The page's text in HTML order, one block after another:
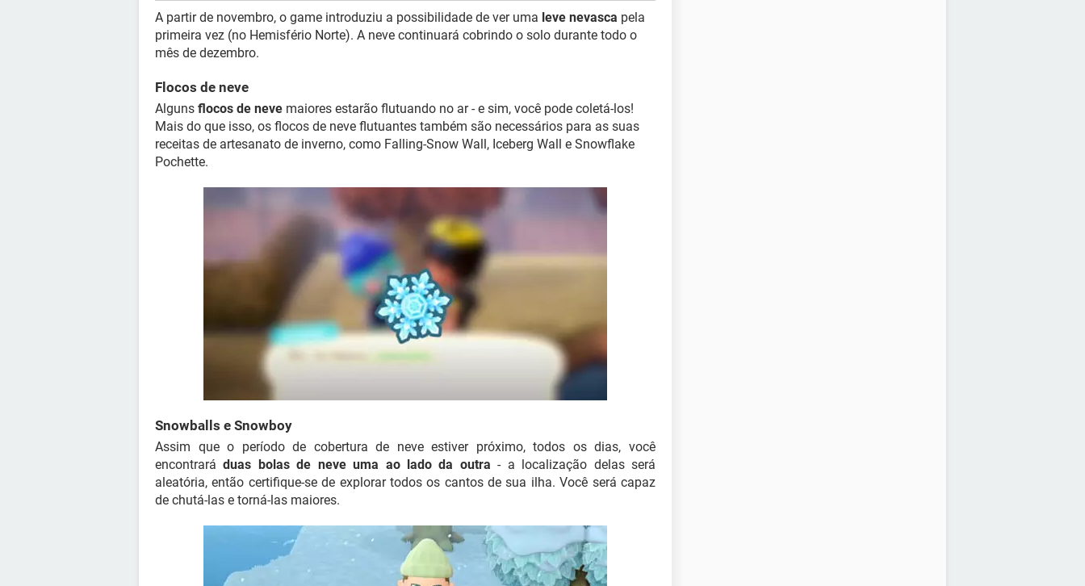
A partir de novembro, o game introduziu a possibilidade de ver uma leve nevasca pela
primeira vez (no Hemisfério Norte). A neve continuará cobrindo o solo durante todo o
mês de dezembro.
Flocos de neve
Alguns flocos de neve maiores estarão flutuando no ar - e sim, você pode coletá-los!
Mais do que isso, os flocos de neve flutuantes também são necessários para as suas
receitas de artesanato de inverno, como Falling-Snow Wall, Iceberg Wall e Snowflake
Pochette.
Snowballs e Snowboy
Assim que o período de cobertura de neve estiver próximo, todos os dias, você
encontraráduas bolas de neve uma ao lado da outra - a localização delas será
aleatória, então certifique-se de explorar todos os cantos de sua ilha. Você será capaz
de chutá-las e torná-las maiores.